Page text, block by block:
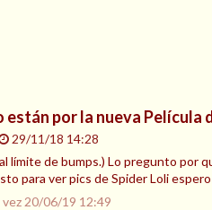
están por la nueva Película
29/11/18 14:28
límite de bumps.) Lo pregunto por
para ver pics de Spider Loli
20/06/19 12:49